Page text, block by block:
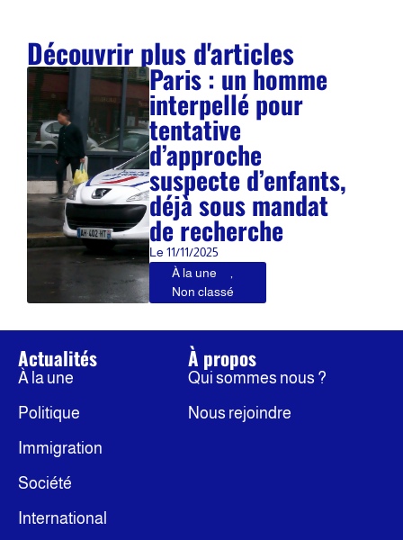
Découvrir plus d'articles
Paris : un homme
interpellé pour
tentative
d’approche
suspecte d’enfants,
déjà sous mandat
de recherche
Le 11/11/2025
À la une
Non classé
Actualités
À la une
Politique
Immigration
Société
International
À propos
Qui sommes nous ?
Nous rejoindre